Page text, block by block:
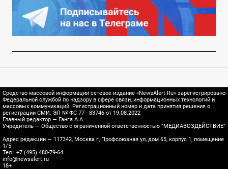
Средство массовой информации сетевое издание «NewsAlert.Ru» зарегистрировано
Федеральной службой по надзору в сфере связи, информационных технологий и
массовых коммуникаций. Регистрационный номер и дата принятия решения о
регистрации СМИ: ЭЛ № ФС 77 - 83746 от 19.08.2022
Главный редактор — Ганга А.А.
Учредитель — Общество с ограниченной ответственностью "МЕДИАВОЗДЕЙСТВИЕ"
Адрес редакции — 117342, Москва г, Профсоюзная ул, дом 65, корпус 1, помещение
1/5
Тел.: +7 (495) 480-79-64
info@newsalert.ru
18+